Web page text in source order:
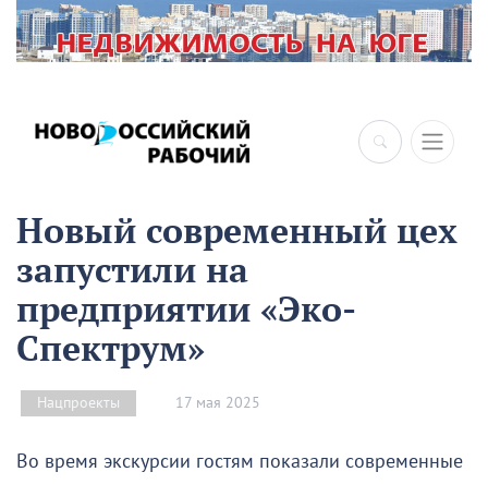
×
Новый современный цех
запустили на
предприятии «Эко-
Спектрум»
Нацпроекты 17 мая 2025
Во время экскурсии гостям показали современные